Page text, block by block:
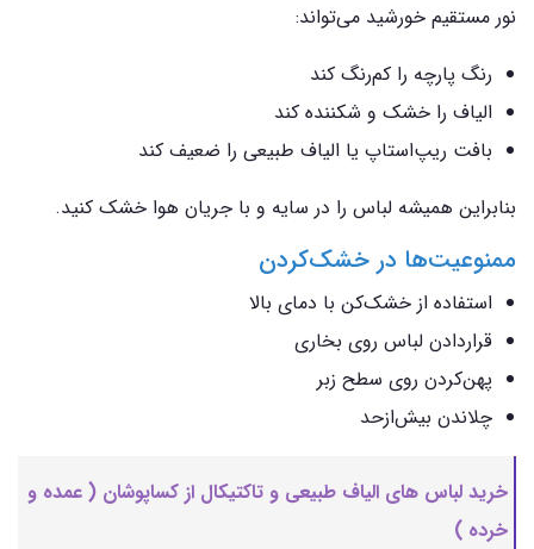
نور مستقیم خورشید می‌تواند:
رنگ پارچه را کم‌رنگ کند
الیاف را خشک و شکننده کند
بافت ریپ‌استاپ یا الیاف طبیعی را ضعیف کند
بنابراین همیشه لباس را در سایه و با جریان هوا خشک کنید.
ممنوعیت‌ها در خشک‌کردن
استفاده از خشک‌کن با دمای بالا
قراردادن لباس روی بخاری
پهن‌کردن روی سطح زبر
چلاندن بیش‌ازحد
خرید لباس های الیاف طبیعی و تاکتیکال از کساپوشان ( عمده و
خرده )